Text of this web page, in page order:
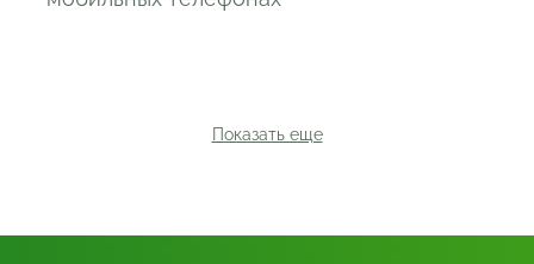
Показать еще